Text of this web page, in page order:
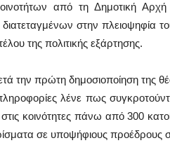
από τη Δημοτική
διατεταγμένων στην πλειοψηφία
της πολιτικής εξάρτησης.
την πρώτη δημοσιοποίηση της
λένε πως
κοινότητες πάνω από 300
σε υποψήφιους προέδρους